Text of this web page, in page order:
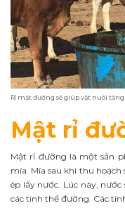
Rỉ mật đường sẽ giúp vật nuôi tăng
Mật rỉ
Mật rỉ đường là một sản
mía. Mía sau khi thu
ép lấy nước. Lúc này,
các tinh thể đường. Các